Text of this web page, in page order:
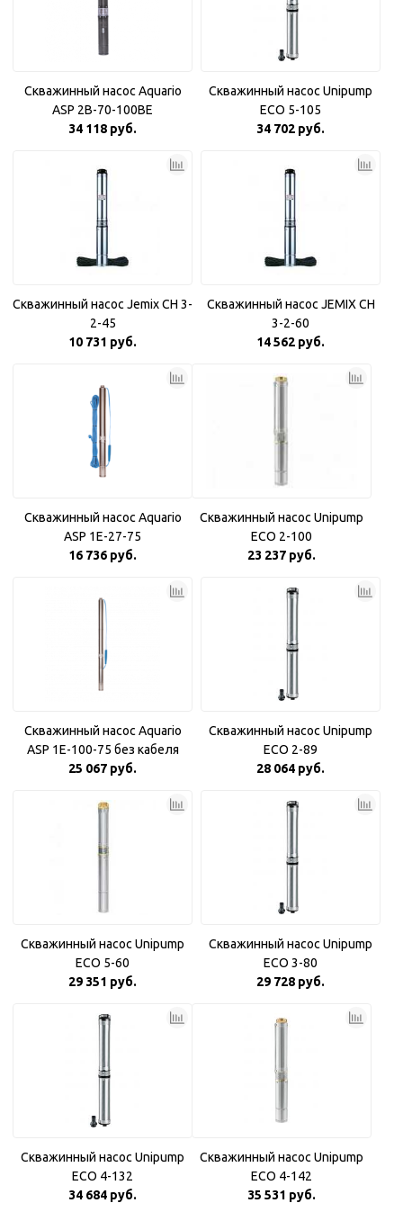
Скважинный насос Aquario
ASP 2B-70-100BE
34 118 руб.
Скважинный насос Unipump
ECO 5-105
34 702 руб.
Скважинный насос Jemix CH 3-
2-45
10 731 руб.
Скважинный насос JEMIX CH
3-2-60
14 562 руб.
Скважинный насос Aquario
ASP 1E-27-75
16 736 руб.
Скважинный насос Unipump
ECO 2-100
23 237 руб.
Скважинный насос Aquario
ASP 1E-100-75 без кабеля
25 067 руб.
Скважинный насос Unipump
ECO 2-89
28 064 руб.
Скважинный насос Unipump
ECO 5-60
29 351 руб.
Скважинный насос Unipump
ECO 3-80
29 728 руб.
Скважинный насос Unipump
ECO 4-132
34 684 руб.
Скважинный насос Unipump
ECO 4-142
35 531 руб.